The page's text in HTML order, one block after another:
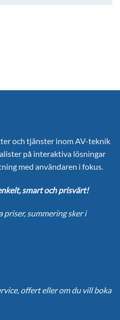
och tjänster inom AV-teknik
på interaktiva lösningar
med användaren i fokus.
smart och prisvärt!
summering sker i
offert eller om du vill boka